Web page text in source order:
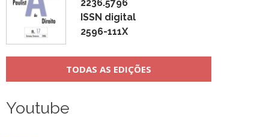
2236.5796
ISSN digital
2596-111X
TODAS AS EDIÇÕES
Youtube